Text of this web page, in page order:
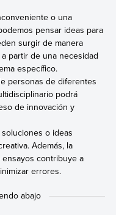
o una
pensar ideas para
surgir de manera
partir de una necesidad
específico.
personas de diferentes
podrá
de innovación y
soluciones o ideas
Además, la
contribuye a
errores.